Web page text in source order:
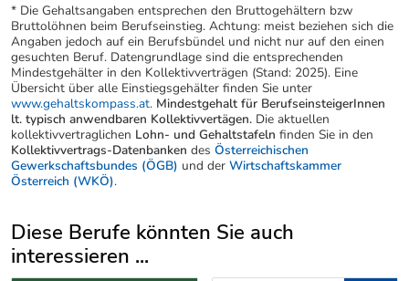
* Die Gehaltsangaben entsprechen den Bruttogehältern bzw
Bruttolöhnen beim Berufseinstieg. Achtung: meist beziehen sich die
Angaben jedoch auf ein Berufsbündel und nicht nur auf den einen
gesuchten Beruf. Datengrundlage sind die entsprechenden
Mindestgehälter in den Kollektivverträgen (Stand: 2025). Eine
Übersicht über alle Einstiegsgehälter finden Sie unter
www.gehaltskompass.at. Mindestgehalt für BerufseinsteigerInnen
lt. typisch anwendbaren Kollektivvertägen. Die aktuellen
kollektivvertraglichen Lohn- und Gehaltstafeln finden Sie in den
Kollektivvertrags-Datenbanken des Österreichischen
Gewerkschaftsbundes (ÖGB) und der Wirtschaftskammer
Österreich (WKÖ).
Diese Berufe könnten Sie auch
interessieren ...